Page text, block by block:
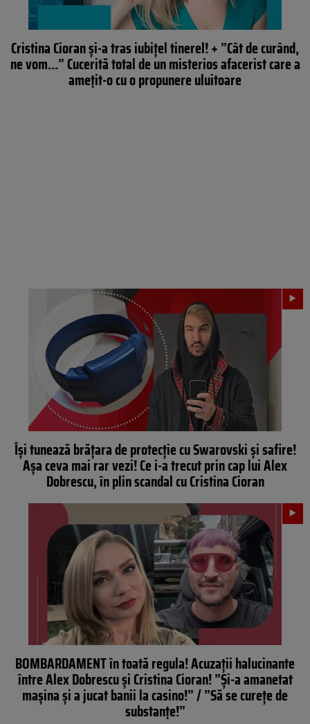
Cristina Cioran și-a tras iubițel tinerel! + ”Cât de curând,
ne vom…” Cucerită total de un misterios afacerist care a
amețit-o cu o propunere uluitoare
Își tunează brățara de protecție cu Swarovski și safire!
Așa ceva mai rar vezi! Ce i-a trecut prin cap lui Alex
Dobrescu, în plin scandal cu Cristina Cioran
BOMBARDAMENT în toată regula! Acuzații halucinante
între Alex Dobrescu și Cristina Cioran! ”Și-a amanetat
mașina și a jucat banii la casino!” / ”Să se curețe de
substanțe!”